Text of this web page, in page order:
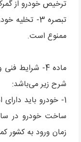
ترخیص خودرو از
تبصره 3-
ممنوع است.
ماده 4- شرایط
شرح زیر می‌باشد:
1- خودرو باید
زمان ورود به کشور